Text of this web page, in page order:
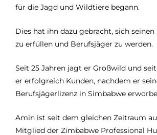
für die Jagd und Wildtiere begann.
Dies hat ihn dazu gebracht, sich
zu erfüllen und Berufsjäger zu werden.
Seit 25 Jahren jagt er Großwild und
er erfolgreich Kunden, nachdem er
Berufsjägerlizenz in Simbabwe
Amin ist seit dem gleichen Zeitraum
Mitglied der Zimbabwe Professional